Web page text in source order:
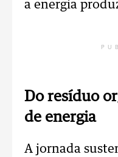
a energia
Do resíduo
de energia
A jornada